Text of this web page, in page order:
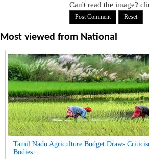
Can't read the image?
Most viewed from National
Tamil Nadu Agriculture Budget Draws
Bodies...